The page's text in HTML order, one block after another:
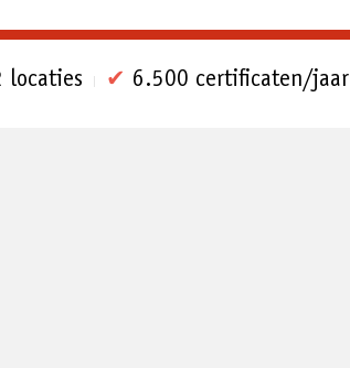
locaties ✔ 6.500 certificaten/jaar